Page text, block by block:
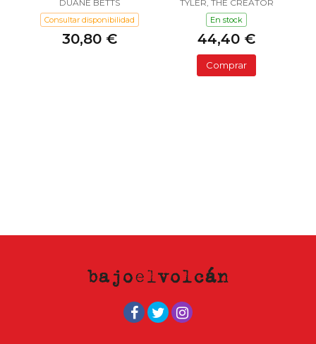
DUANE BETTS
Consultar disponibilidad
30,80 €
TYLER, THE CREATOR
En stock
44,40 €
Comprar